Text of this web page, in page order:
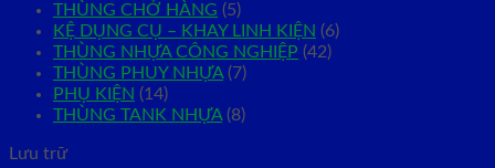
THÙNG CHỞ HÀNG (5)
KỆ DỤNG CỤ – KHAY LINH KIỆN (6)
THÙNG NHỰA CÔNG NGHIỆP (42)
THÙNG PHUY NHỰA (7)
PHỤ KIỆN (14)
THÙNG TANK NHỰA (8)
Lưu trữ